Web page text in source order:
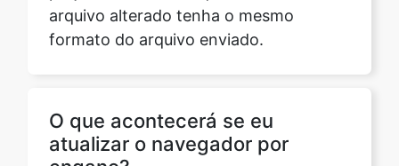
O que acontecerá se eu
Nosso site não salva a faixa que você
carrega. Portanto, se você atualizar seu